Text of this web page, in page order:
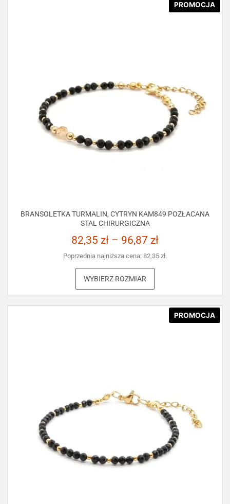
PROMOCJA
BRANSOLETKA TURMALIN, CYTRYN KAM849 POZŁACANA
STAL CHIRURGICZNA
82,35 zł – 96,87 zł
Poprzednia najniższa cena: 82,35 zł.
WYBIERZ ROZMIAR
PROMOCJA